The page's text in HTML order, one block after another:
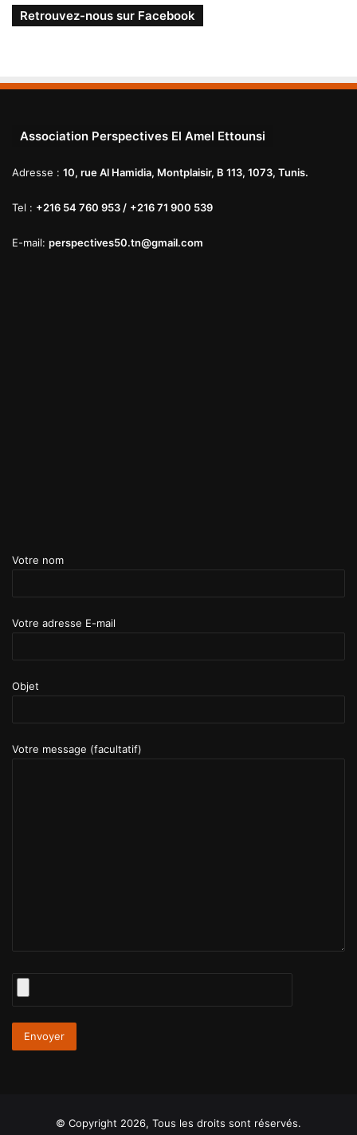
Retrouvez-nous sur Facebook
Association Perspectives El Amel Ettounsi
Adresse : 10, rue Al Hamidia, Montplaisir, B 113, 1073, Tunis.
Tel : +216 54 760 953 / +216 71 900 539
E-mail: perspectives50.tn@gmail.com
Votre nom
Votre adresse E-mail
Objet
Votre message (facultatif)
© Copyright 2026, Tous les droits sont réservés.